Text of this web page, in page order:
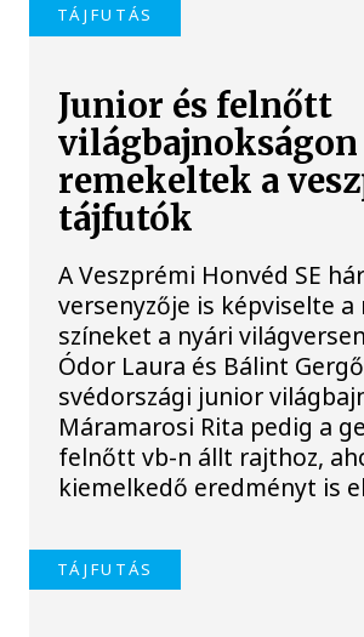
TÁJFUTÁS
Junior és felnőtt
remekeltek a
tájfutók
A Veszprémi Honvéd SE
versenyzője is képviselte a
színeket a nyári
Ódor Laura és Bálint
svédországi junior
Máramarosi Rita pedig a
felnőtt vb-n állt rajthoz,
kiemelkedő eredményt is
TÁJFUTÁS